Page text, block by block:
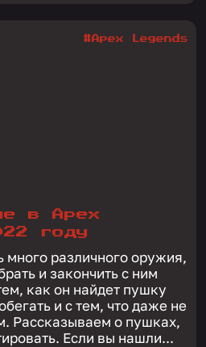
в Apex
году
много различного оружия,
и закончить с ним
как он найдет пушку
и с тем, что даже не
Рассказываем о пушках,
Если вы нашли...
#Apex Legends